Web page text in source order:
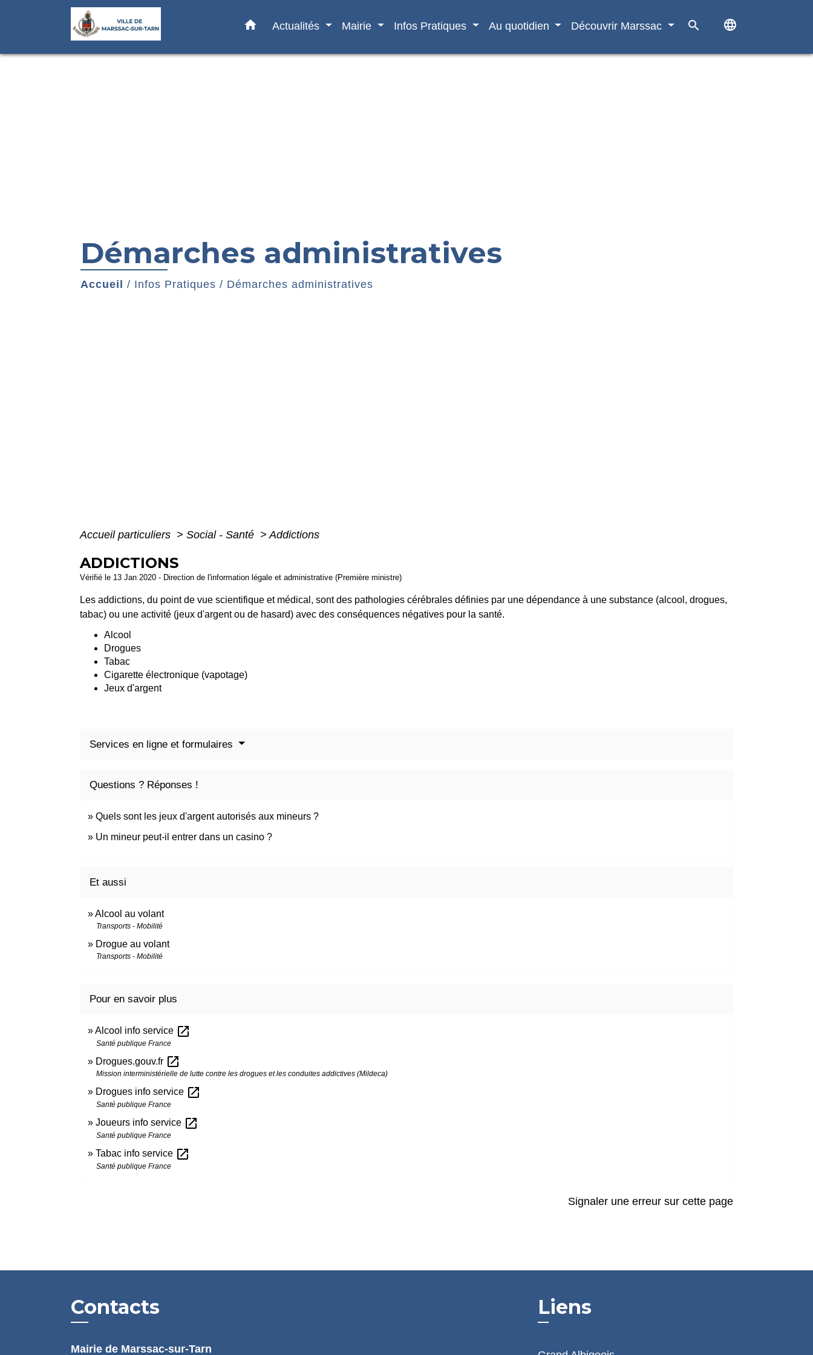
home Actualités Mairie Infos Pratiques Au quotidien Découvrir Marssac search language
Démarches administratives
Accueil / Infos Pratiques / Démarches administratives
Accueil particuliers > Social - Santé > Addictions
ADDICTIONS
Vérifié le 13 Jan 2020 - Direction de l'information légale et administrative (Première ministre)
Les addictions, du point de vue scientifique et médical, sont des pathologies cérébrales définies par une dépendance à une substance (alcool, drogues,
tabac) ou une activité (jeux d'argent ou de hasard) avec des conséquences négatives pour la santé.
Alcool
Drogues
Tabac
Cigarette électronique (vapotage)
Jeux d'argent
Services en ligne et formulaires
Questions ? Réponses !
Quels sont les jeux d'argent autorisés aux mineurs ?
Un mineur peut-il entrer dans un casino ?
Et aussi
Alcool au volant
Transports - Mobilité
Drogue au volant
Transports - Mobilité
Pour en savoir plus
Alcool info service open_in_new
Santé publique France
Drogues.gouv.fr open_in_new
Mission interministérielle de lutte contre les drogues et les conduites addictives (Mildeca)
Drogues info service open_in_new
Santé publique France
Joueurs info service open_in_new
Santé publique France
Tabac info service open_in_new
Santé publique France
Signaler une erreur sur cette page
Contacts
Mairie de Marssac-sur-Tarn
Liens